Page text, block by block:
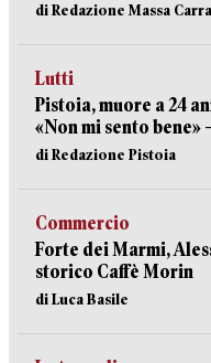
di Redazione Massa
Lutti
Pistoia, muore a 24
«Non mi sento
di Redazione Pistoia
Commercio
Forte dei Marmi,
storico Caffè Morin
di Luca Basile